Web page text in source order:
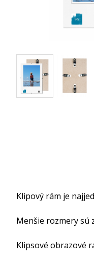
Klipový rám je
Menšie rozmery sú
Klipsové obrazové